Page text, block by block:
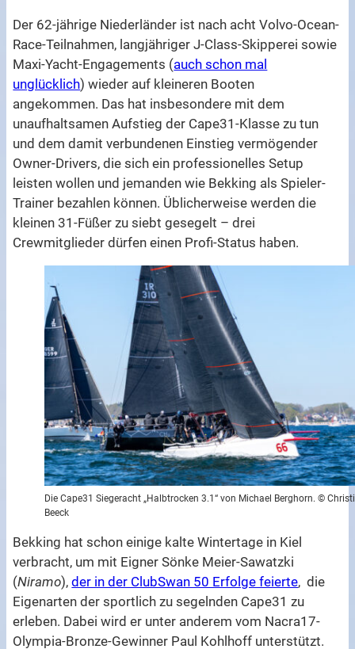
Der 62-jährige Niederländer ist nach acht Volvo-Ocean-
Race-Teilnahmen, langjähriger J-Class-Skipperei sowie
Maxi-Yacht-Engagements (auch schon mal
unglücklich) wieder auf kleineren Booten
angekommen. Das hat insbesondere mit dem
unaufhaltsamen Aufstieg der Cape31-Klasse zu tun
und dem damit verbundenen Einstieg vermögender
Owner-Drivers, die sich ein professionelles Setup
leisten wollen und jemanden wie Bekking als Spieler-
Trainer bezahlen können. Üblicherweise werden die
kleinen 31-Füßer zu siebt gesegelt – drei
Crewmitglieder dürfen einen Profi-Status haben.
Die Cape31 Siegeracht „Halbtrocken 3.1“ von Michael Berghorn. ©
Beeck
Bekking hat schon einige kalte Wintertage in Kiel
verbracht, um mit Eigner Sönke Meier-Sawatzki
(Niramo),der in der ClubSwan 50 Erfolge feierte, die
Eigenarten der sportlich zu segelnden Cape31 zu
erleben. Dabei wird er unter anderem vom Nacra17-
Olympia-Bronze-Gewinner Paul Kohlhoff unterstützt.